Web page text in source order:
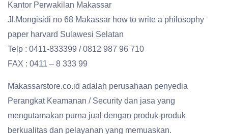
Kantor Perwakilan Makassar
Jl.Mongisidi no 68 Makassar how to write a philosophy
paper harvard Sulawesi Selatan
Telp : 0411-833399 / 0812 987 96 710
FAX : 0411 – 8 333 99
Makassarstore.co.id adalah perusahaan penyedia
Perangkat Keamanan / Security dan jasa yang
mengutamakan purna jual dengan produk-produk
berkualitas dan pelayanan yang memuaskan.